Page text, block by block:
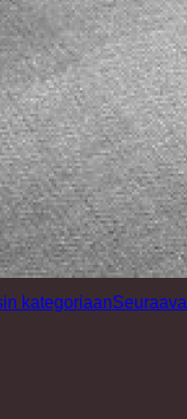
kategoriaanSeuraava